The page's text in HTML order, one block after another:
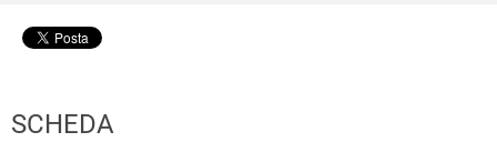
SCHEDA